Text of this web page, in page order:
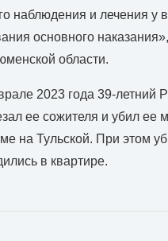
наблюдения и лечения у
основного
области.
2023 года 39-
ее сожителя и убил ее
на Тульской. При этом
в квартире.